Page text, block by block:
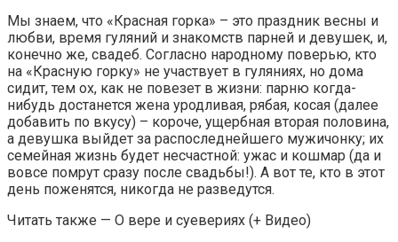
Мы знаем, что «Красная горка» – это праздник весны и
любви, время гуляний и знакомств парней и девушек, и,
конечно же, свадеб. Согласно народному поверью, кто
на «Красную горку» не участвует в гуляниях, но дома
сидит, тем ох, как не повезет в жизни: парню когда-
нибудь достанется жена уродливая, рябая, косая (далее
добавить по вкусу) – короче, ущербная вторая половина,
а девушка выйдет за распоследнейшего мужичонку; их
семейная жизнь будет несчастной: ужас и кошмар (да и
вовсе помрут сразу после свадьбы!). А вот те, кто в этот
день поженятся, никогда не разведутся.
Читать также — О вере и суевериях (+ Видео)